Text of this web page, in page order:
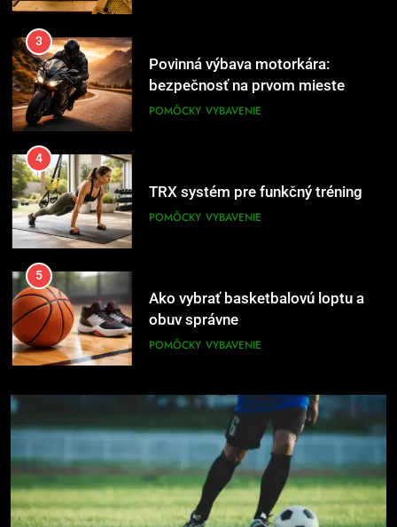
3
Povinná výbava motorkára:
bezpečnosť na prvom mieste
POMÔCKY VYBAVENIE
4
TRX systém pre funkčný tréning
POMÔCKY VYBAVENIE
5
Ako vybrať basketbalovú loptu a
obuv správne
POMÔCKY VYBAVENIE
6
Ako kombinovať rôzne tréningové
pomôcky
POMÔCKY VYBAVENIE
7